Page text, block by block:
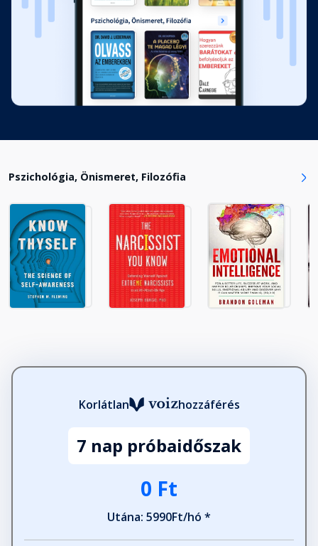
Pszichológia, Önismeret, Filozófia
Korlátlan hozzáférés
7 nap próbaidőszak
0 Ft
Utána: 5990Ft/hó *